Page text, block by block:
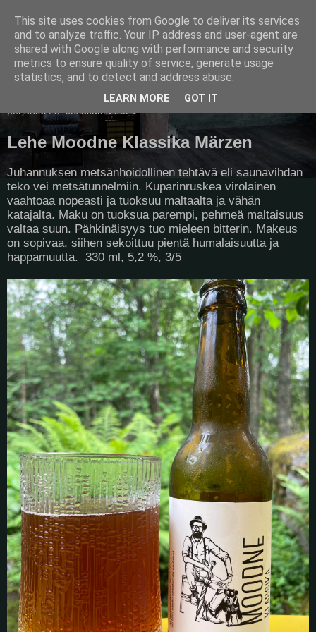
Pullollinen
perjantai 25. kesäkuuta 2021
Lehe Moodne Klassika Märzen
Juhannuksen metsänhoidollinen tehtävä eli saunavihdan
teko vei metsätunnelmiin. Kuparinruskea virolainen
vaahtoaa nopeasti ja tuoksuu maltaalta ja vähän
katajalta. Maku on tuoksua parempi, pehmeä maltaisuus
valtaa suun. Pähkinäisyys tuo mieleen bitterin. Makeus
on sopivaa, siihen sekoittuu pientä humalaisuutta ja
happamuutta. 330 ml, 5,2 %, 3/5
This site uses cookies from Google to deliver its services
and to analyze traffic. Your IP address and user-agent are
shared with Google along with performance and security
metrics to ensure quality of service, generate usage
statistics, and to detect and address abuse.
LEARN MORE GOT IT